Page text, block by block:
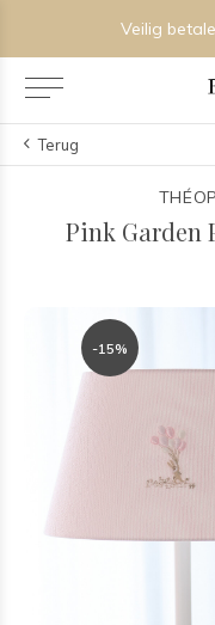
Veilig
Terug
Pink Garden
-15%